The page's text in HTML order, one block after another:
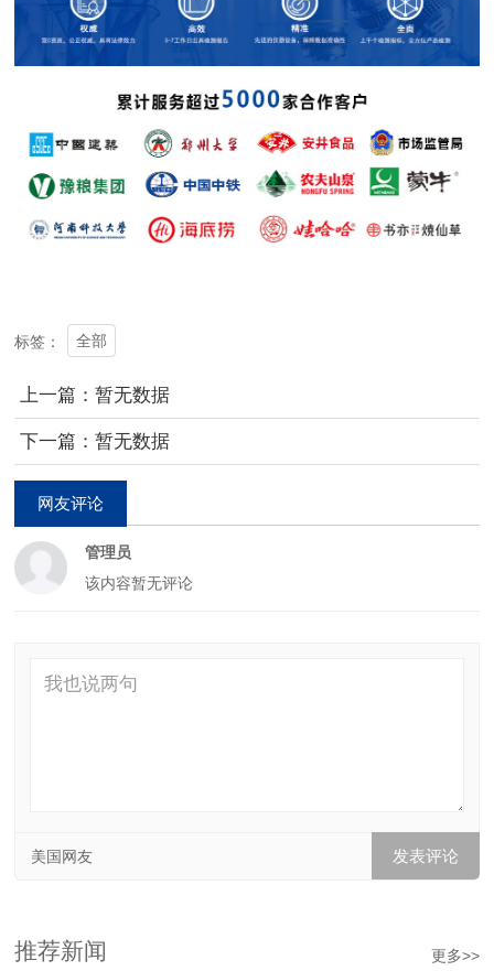
标签： 全部
上一篇：暂无数据
下一篇：暂无数据
网友评论
管理员
该内容暂无评论
美国网友
更多>>
推荐新闻